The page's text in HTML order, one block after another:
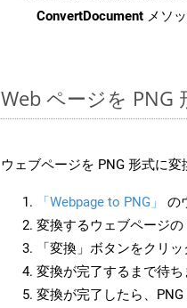
ConvertDocument メソ
Web ページを PNG
ウェブページを PNG 形式に変
「Webpage to PNG」
の
変換するウェブページの
「変換」ボタンをクリ
変換が完了するまで待ち
変換が完了したら、